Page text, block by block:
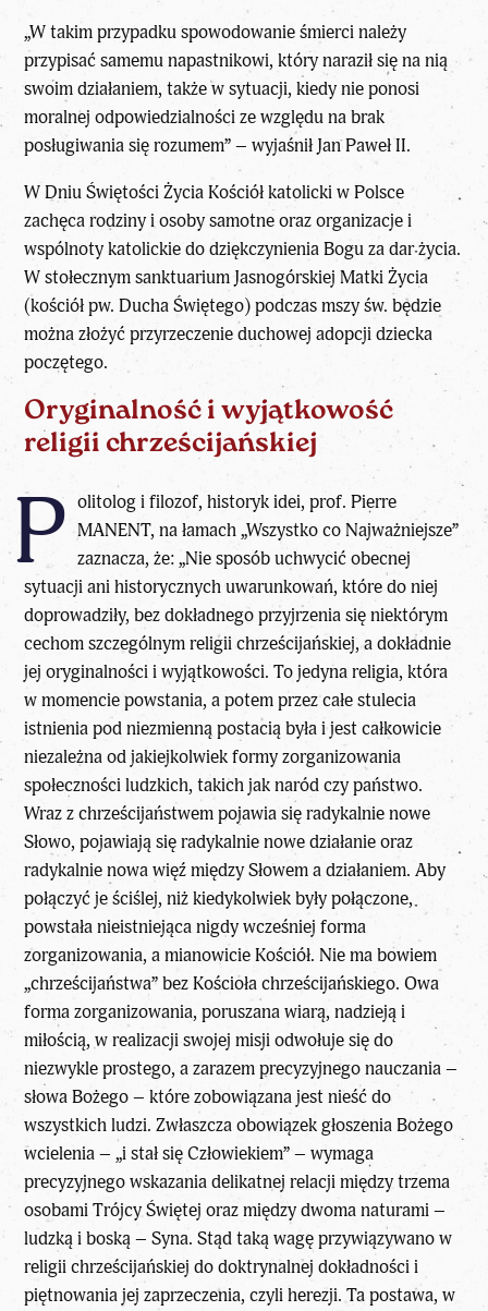
„W takim przypadku spowodowanie śmierci należy
przypisać samemu napastnikowi, który naraził się na nią
swoim działaniem, także w sytuacji, kiedy nie ponosi
moralnej odpowiedzialności ze względu na brak
posługiwania się rozumem” – wyjaśnił Jan Paweł II.
W Dniu Świętości Życia Kościół katolicki w Polsce
zachęca rodziny i osoby samotne oraz organizacje i
wspólnoty katolickie do dziękczynienia Bogu za dar życia.
W stołecznym sanktuarium Jasnogórskiej Matki Życia
(kościół pw. Ducha Świętego) podczas mszy św. będzie
można złożyć przyrzeczenie duchowej adopcji dziecka
poczętego.
Oryginalność i wyjątkowość
religii chrześcijańskiej
P olitolog i filozof, historyk idei, prof. Pierre
MANENT, na łamach „Wszystko co Najważniejsze”
zaznacza, że: „Nie sposób uchwycić obecnej
sytuacji ani historycznych uwarunkowań, które do niej
doprowadziły, bez dokładnego przyjrzenia się niektórym
cechom szczególnym religii chrześcijańskiej, a dokładnie
jej oryginalności i wyjątkowości. To jedyna religia, która
w momencie powstania, a potem przez całe stulecia
istnienia pod niezmienną postacią była i jest całkowicie
niezależna od jakiejkolwiek formy zorganizowania
społeczności ludzkich, takich jak naród czy państwo.
Wraz z chrześcijaństwem pojawia się radykalnie nowe
Słowo, pojawiają się radykalnie nowe działanie oraz
radykalnie nowa więź między Słowem a działaniem. Aby
połączyć je ściślej, niż kiedykolwiek były połączone,
powstała nieistniejąca nigdy wcześniej forma
zorganizowania, a mianowicie Kościół. Nie ma bowiem
„chrześcijaństwa” bez Kościoła chrześcijańskiego. Owa
forma zorganizowania, poruszana wiarą, nadzieją i
miłością, w realizacji swojej misji odwołuje się do
niezwykle prostego, a zarazem precyzyjnego nauczania –
słowa Bożego – które zobowiązana jest nieść do
wszystkich ludzi. Zwłaszcza obowiązek głoszenia Bożego
wcielenia – „i stał się Człowiekiem” – wymaga
precyzyjnego wskazania delikatnej relacji między trzema
osobami Trójcy Świętej oraz między dwoma naturami –
ludzką i boską – Syna. Stąd taką wagę przywiązywano w
religii chrześcijańskiej do doktrynalnej dokładności i
piętnowania jej zaprzeczenia, czyli herezji. Ta postawa, w